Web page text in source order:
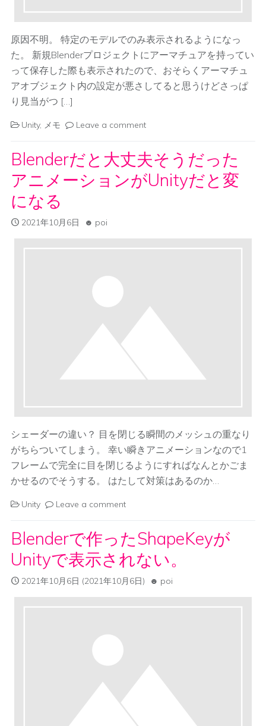
原因不明。 特定のモデルでのみ表示されるようになっ
た。 新規Blenderプロジェクトにアーマチュアを持ってい
って保存した際も表示されたので、おそらくアーマチュ
アオブジェクト内の設定が悪さしてると思うけどさっぱ
り見当がつ […]
Unity, メモ Leave a comment
Blenderだと大丈夫そうだった
アニメーションがUnityだと変
になる
2021年10月6日 poi
シェーダーの違い？ 目を閉じる瞬間のメッシュの重なり
がちらついてしまう。 幸い瞬きアニメーションなので1
フレームで完全に目を閉じるようにすればなんとかごま
かせるのでそうする。 はたして対策はあるのか…
Unity Leave a comment
Blenderで作ったShapeKeyが
Unityで表示されない。
2021年10月6日 (2021年10月6日) poi